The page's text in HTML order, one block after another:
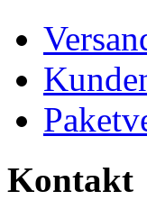
Kontakt